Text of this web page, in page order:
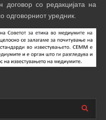
договор со редакцијата на
одговорниот уредник.